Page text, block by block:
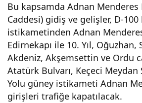
Bu kapsamda Adnan Menderes
Caddesi) gidiş ve gelişler, D-
istikametinden Adnan
Edirnekapı ile 10. Yıl, Oğuzhan,
Akdeniz, Akşemsettin ve Ordu
Atatürk Bulvarı, Keçeci Meydan
Yolu güney istikameti Adnan
girişleri trafiğe kapatılacak.
trafi
ğe
kap
atıla